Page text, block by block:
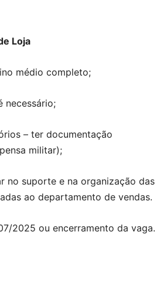
Loja
médio completo;
necessário;
– ter documentação
militar);
no suporte e na organização das
ao departamento de vendas.
2025 ou encerramento da vaga.